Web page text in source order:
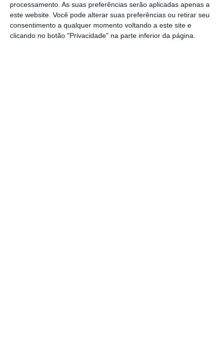
processamento. As suas preferências serão aplicadas apenas a
este website. Você pode alterar suas preferências ou retirar seu
consentimento a qualquer momento voltando a este site e
clicando no botão "Privacidade" na parte inferior da página.
De que forma? Assine o ECO Premium e
tenha acesso a notícias exclusivas, à
opinião que conta, às reportagens e